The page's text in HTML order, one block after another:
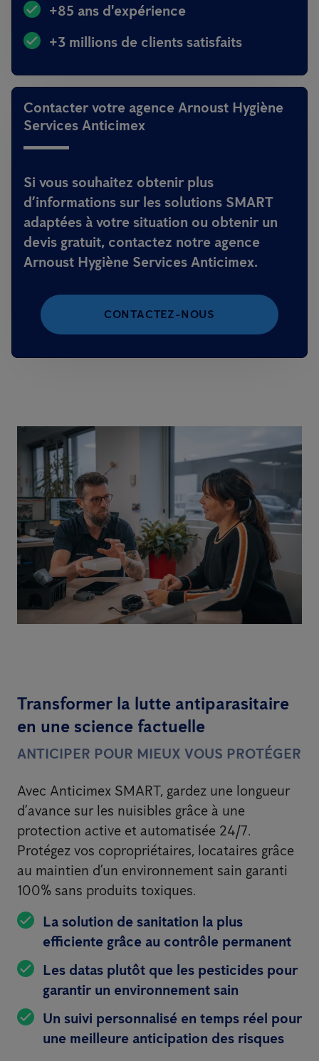
+85 ans d'expérience
+3 millions de clients satisfaits
Contacter votre agence Arnoust Hygiène
Services Anticimex
Si vous souhaitez obtenir plus
d’informations sur les solutions SMART
adaptées à votre situation ou obtenir un
devis gratuit, contactez notre agence
Arnoust Hygiène Services Anticimex.
CONTACTEZ-NOUS
Transformer la lutte antiparasitaire
en une science factuelle
ANTICIPER POUR MIEUX VOUS PROTÉGER
Avec Anticimex SMART, gardez une longueur
d’avance sur les nuisibles grâce à une
protection active et automatisée 24/7.
Protégez vos copropriétaires, locataires grâce
au maintien d’un environnement sain garanti
100% sans produits toxiques.
La solution de sanitation la plus
efficiente grâce au contrôle permanent
Les datas plutôt que les pesticides pour
garantir un environnement sain
Un suivi personnalisé en temps réel pour
une meilleure anticipation des risques